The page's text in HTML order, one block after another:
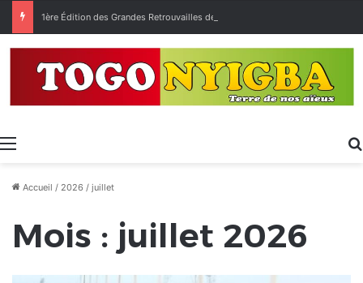
Menu
Accueil / 2026 / juillet
Mois : juillet 2026